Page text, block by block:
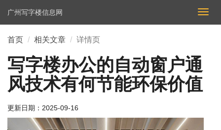
切
换
广州写字楼信息网
首页 相关文章 详情页
写字楼办公的自动窗户通
风技术有何节能环保价值
更新日期： 2025-09-16